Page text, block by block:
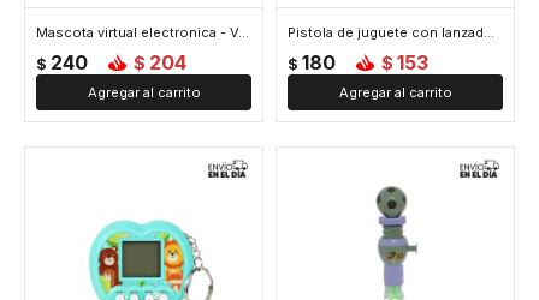
Mascota virtual electronica - Verde
$ 240 $ 204
Pistola de juguete con lanzadores - Verde
$ 180 $ 153